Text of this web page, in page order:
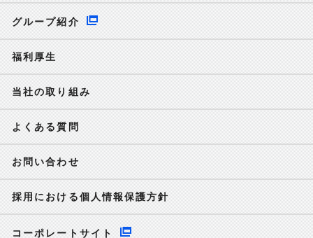
グループ紹介
福利厚生
当社の取り組み
よくある質問
お問い合わせ
採用における個人情報保護方針
コーポレートサイト